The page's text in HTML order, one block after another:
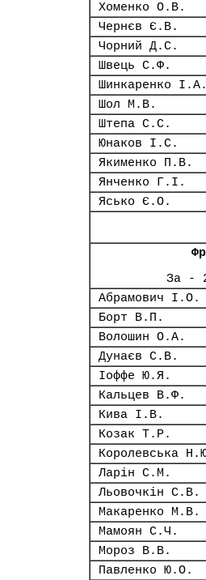
Хоменко О.В.
Чернєв Є.В.
Чорний Д.С.
Швець С.Ф.
Шинкаренко І.А.
Шол М.В.
Штепа С.С.
Юнаков І.С.
Якименко П.В.
Янченко Г.І.
Ясько Є.О.
За -
Абрамович І.О.
Борт В.П.
Волошин О.А.
Дунаєв С.В.
Іоффе Ю.Я.
Кальцев В.Ф.
Кива І.В.
Козак Т.Р.
Королевська
Ларін С.М.
Льовочкін С.В.
Макаренко М.В.
Мамоян С.Ч.
Мороз В.В.
Павленко Ю.О.